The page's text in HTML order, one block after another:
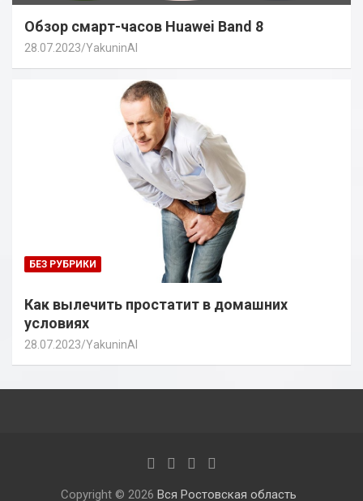
Обзор смарт-часов Huawei Band 8
28.07.2023 YakuninAI
БЕЗ РУБРИКИ
Как вылечить простатит в домашних
условиях
28.07.2023 YakuninAI
Copyright © 2026 Вся Ростовская область